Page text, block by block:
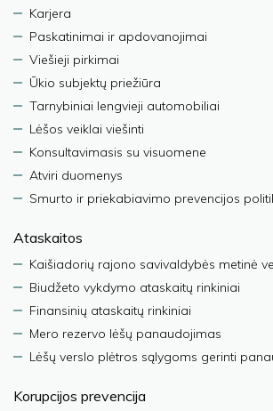
Karjera
Paskatinimai ir apdovanojimai
Viešieji pirkimai
Ūkio subjektų priežiūra
Tarnybiniai lengvieji automobiliai
Lėšos veiklai viešinti
Konsultavimasis su visuomene
Atviri duomenys
Smurto ir priekabiavimo prevencijos
Ataskaitos
Kaišiadorių rajono savivaldybės metinė
Biudžeto vykdymo ataskaitų rinkiniai
Finansinių ataskaitų rinkiniai
Mero rezervo lėšų panaudojimas
Lėšų verslo plėtros sąlygoms gerinti
Korupcijos prevencija